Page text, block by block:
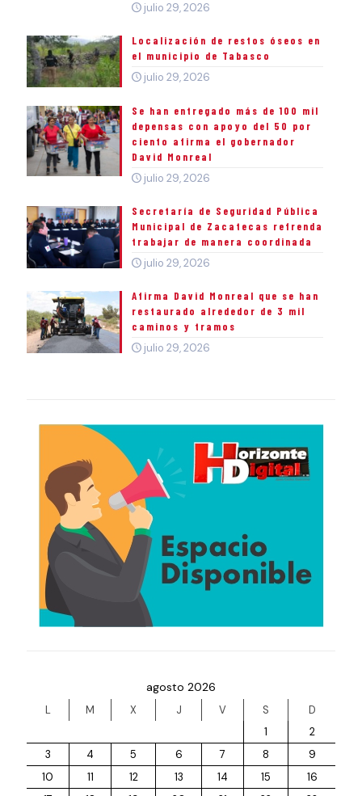
julio 29, 2026
Localización de restos óseos en
el municipio de Tabasco
julio 29, 2026
Se han entregado más de 100 mil
depensas con apoyo del 50 por
ciento afirma el gobernador
David Monreal
julio 29, 2026
Secretaría de Seguridad Pública
Municipal de Zacatecas refrenda
trabajar de manera coordinada
julio 29, 2026
Afirma David Monreal que se han
restaurado alrededor de 3 mil
caminos y tramos
julio 29, 2026
agosto 2026
L M X J V S
D
1
2
3
4 5 6 7 8
9
10
11 12 13 14 15
16